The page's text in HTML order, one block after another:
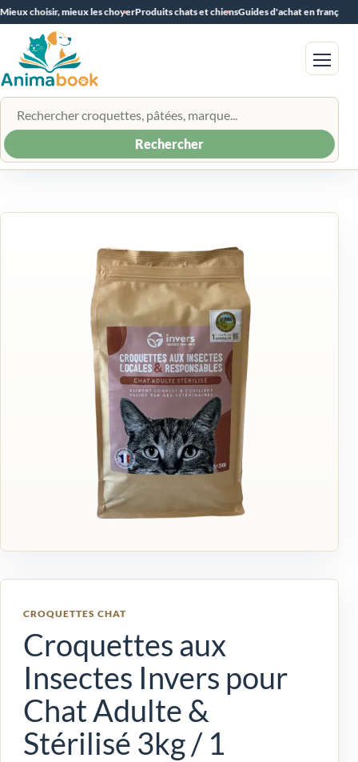
Mieux choisir, mieux les choyerProduits chats et chiensGuides d'achat en français
Rechercher un produit
Rechercher
Menu
CROQUETTES CHAT
Croquettes aux
Insectes Invers pour
Chat Adulte &
Stérilisé 3kg / 1